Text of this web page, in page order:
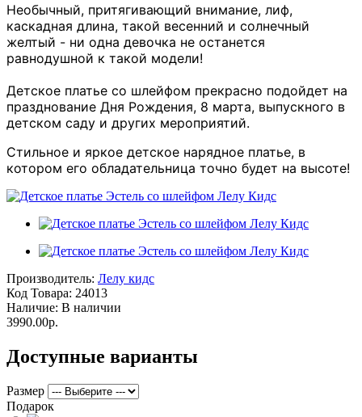
Необычный, притягивающий внимание, лиф,
каскадная длина, такой весенний и солнечный
желтый - ни одна девочка не останется
равнодушной к такой модели!
Детское платье со шлейфом прекрасно подойдет на
празднование Дня Рождения, 8 марта, выпускного в
детском саду и других мероприятий.
Стильное и яркое детское нарядное платье, в
котором его обладательница точно будет на высоте!
Производитель: Лелу кидс
Код Товара: 24013
Наличие: В наличии
3990.00р.
Доступные варианты
Размер
Подарок